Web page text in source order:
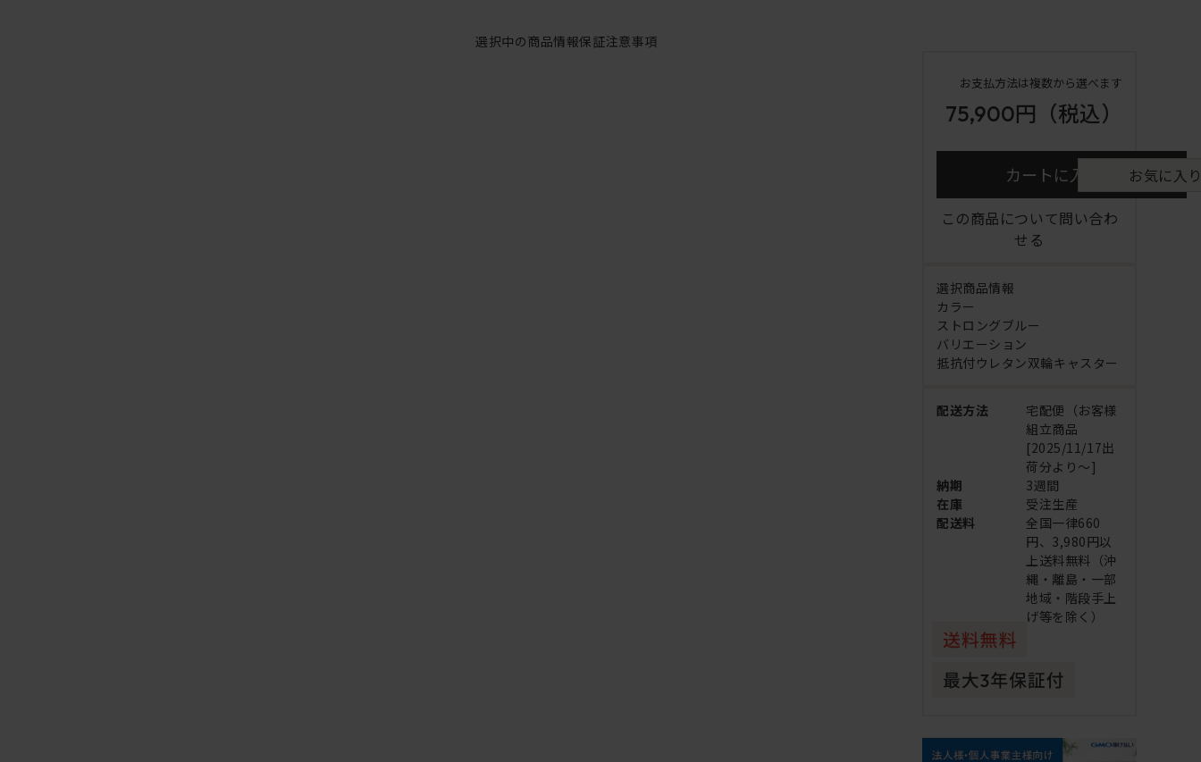
選択中の商品情報保証注意事項
お支払方法は複数から選べます
75,900円 （税込）
カートに入れる お気に入
この商品について問い合わ
せる
選択商品情報
カラー
ストロングブルー
バリエーション
抵抗付ウレタン双輪キャスター
配送方法
宅配便（お客様
組立商品
[2025/11/17出
荷分より～]
納期
3週間
在庫
受注生産
配送料
全国一律660
円、3,980円以
上送料無料（沖
縄・離島・一部
地域・階段手上
げ等を除く）